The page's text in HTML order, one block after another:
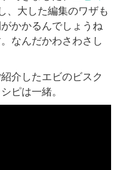
、大した編集のワザも
かかるんでしょうね
なんだかわさわさし
介したエビのビスク
ピは一緒。